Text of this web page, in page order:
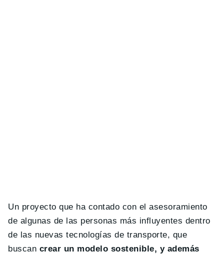
Un proyecto que ha contado con el asesoramiento
de algunas de las personas más influyentes dentro
de las nuevas tecnologías de transporte, que
buscan crear un modelo sostenible, y además